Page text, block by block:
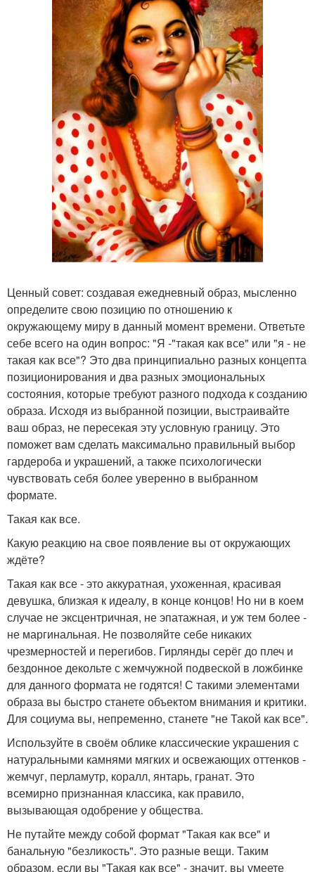
Ценный совет: создавая ежедневный образ, мысленно
определите свою позицию по отношению к
окружающему миру в данный момент времени. Ответьте
себе всего на один вопрос: "Я -"такая как все" или "я - не
такая как все"? Это два принципиально разных концепта
позиционирования и два разных эмоциональных
состояния, которые требуют разного подхода к созданию
образа. Исходя из выбранной позиции, выстраивайте
ваш образ, не пересекая эту условную границу. Это
поможет вам сделать максимально правильный выбор
гардероба и украшений, а также психологически
чувствовать себя более уверенно в выбранном
формате.
Такая как все.
Какую реакцию на свое появление вы от окружающих
ждёте?
Такая как все - это аккуратная, ухоженная, красивая
девушка, близкая к идеалу, в конце концов! Но ни в коем
случае не эксцентричная, не эпатажная, и уж тем более -
не маргинальная. Не позволяйте себе никаких
чрезмерностей и перегибов. Гирлянды серёг до плеч и
бездонное декольте с жемчужной подвеской в ложбинке
для данного формата не годятся! С такими элементами
образа вы быстро станете объектом внимания и критики.
Для социума вы, непременно, станете "не Такой как все".
Используйте в своём облике классические украшения с
натуральными камнями мягких и освежающих оттенков -
жемчуг, перламутр, коралл, янтарь, гранат. Это
всемирно признанная классика, как правило,
вызывающая одобрение у общества.
Не путайте между собой формат "Такая как все" и
банальную "безликость". Это разные вещи. Таким
образом, если вы "Такая как все" - значит, вы умеете